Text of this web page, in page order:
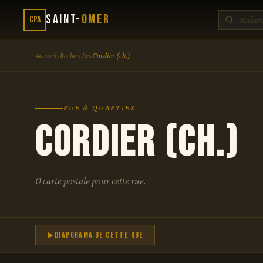
CPA Saint-Omer
Accueil›Recherche›Cordier (ch.)
RUE & QUARTIER
Cordier (ch.)
0 carte postale pour cette rue.
Diaporama de cette rue